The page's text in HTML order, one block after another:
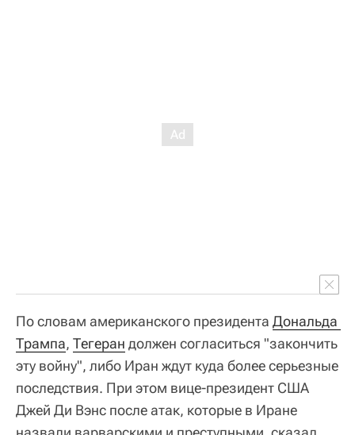
По словам американского президента Дональда
Трампа, Тегеран должен согласиться "закончить
эту войну", либо Иран ждут куда более серьезные
последствия. При этом вице-президент США
Джей Ди Вэнс после атак, которые в Иране